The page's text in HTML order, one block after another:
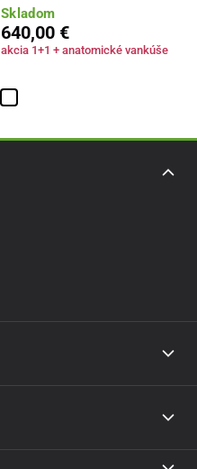
Skladom
640,00 €
akcia 1+1 + anatomické vankúše